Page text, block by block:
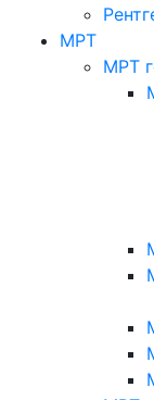
МРТ
МРТ